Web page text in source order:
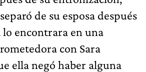
de su esposa después
lo encontrara en una
con Sara
ella negó haber alguna